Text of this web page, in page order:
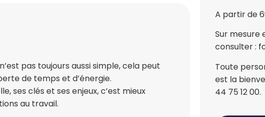
pas toujours aussi simple, cela peut
de temps et d’énergie.
ses clés et ses enjeux, c’est mieux
au travail.
A partir de
Sur mesure
consulter :
Toute
est la
44 75 12 00.